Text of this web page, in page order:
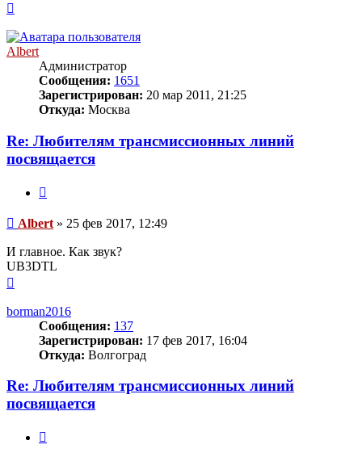
началу
Albert
Администратор
Сообщения: 1651
Зарегистрирован: 20 мар 2011, 21:25
Откуда: Москва
Re: Любителям трансмиссионных линий
посвящается
Сообщение
Albert » 25 фев 2017, 12:49
И главное. Как звук?
UB3DTL
началу
borman2016
Сообщения: 137
Зарегистрирован: 17 фев 2017, 16:04
Откуда: Волгоград
Re: Любителям трансмиссионных линий
посвящается